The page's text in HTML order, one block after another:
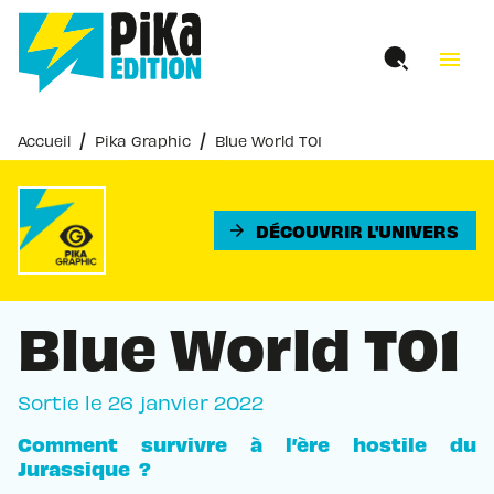
MENU RECHERCHE
PIED DE PAGE
menu
Accueil / Pika Graphic / Blue World T01
arrow_forward DÉCOUVRIR L'UNIVERS
Blue World T01
Sortie le 26 janvier 2022
Comment survivre à l’ère hostile du
Jurassique ?